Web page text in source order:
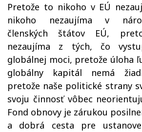
Pretože to nikoho v EÚ
nikoho nezaujíma v
členských štátov EÚ,
nezaujíma z tých, čo
globálnej moci, pretože úloha
globálny kapitál nemá
pretože naše politické strany
svoju činnosť vôbec
Fond obnovy je zárukou
a dobrá cesta pre